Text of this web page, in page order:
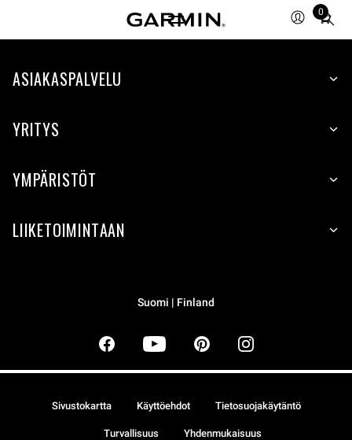
0
Total
items
cart:
ASIAKASPALVELU
YRITYS
YMPÄRISTÖT
LIIKETOIMINTAAN
Suomi | Finland
Sivustokartta Käyttöehdot Tietosuojakäytäntö
Turvallisuus Yhdenmukaisuus